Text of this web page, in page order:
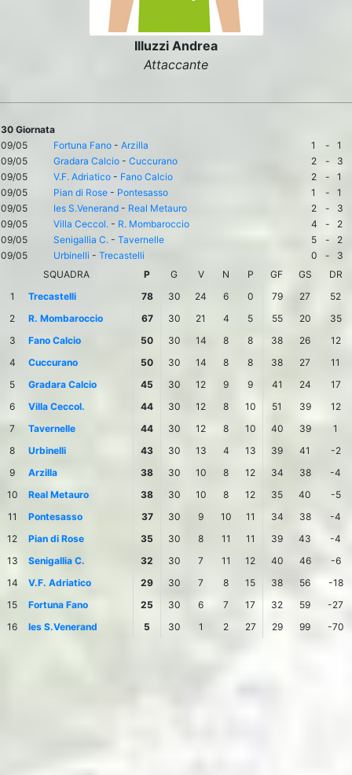
Illuzzi Andrea
Attaccante
30 Giornata
09/05
Fortuna Fano - Arzilla 1 -
1
09/05
Gradara Calcio - Cuccurano 2 -
3
09/05
V.F. Adriatico - Fano Calcio 2 -
1
09/05
Pian di Rose - Pontesasso 1 -
1
09/05
Ies S.Venerand - Real Metauro 2 -
3
09/05
Villa Ceccol. - R. Mombaroccio 4 -
2
09/05
Senigallia C. - Tavernelle 5 -
2
09/05
Urbinelli - Trecastelli 0 -
3
SQUADRA
P G V N P GF GS
DR
1
Trecastelli 78 30 24 6 0 79 27
52
2
R. Mombaroccio 67 30 21 4 5 55 20
35
3
Fano Calcio 50 30 14 8 8 38 26
12
4
Cuccurano 50 30 14 8 8 38 27
11
5
Gradara Calcio 45 30 12 9 9 41 24
17
6
Villa Ceccol. 44 30 12 8 10 51 39
12
7
Tavernelle 44 30 12 8 10 40 39
1
8
Urbinelli 43 30 13 4 13 39 41
-2
9
Arzilla 38 30 10 8 12 34 38
-4
10
Real Metauro 38 30 10 8 12 35 40
-5
11
Pontesasso 37 30 9 10 11 34 38
-4
12
Pian di Rose 35 30 8 11 11 39 43
-4
13
Senigallia C. 32 30 7 11 12 40 46
-6
14
V.F. Adriatico 29 30 7 8 15 38 56
-18
15
Fortuna Fano 25 30 6 7 17 32 59
-27
16
Ies S.Venerand 5 30 1 2 27 29 99 -70